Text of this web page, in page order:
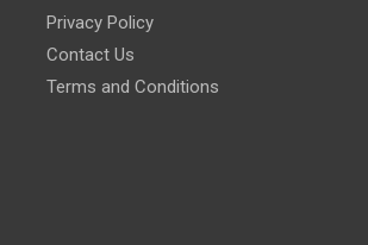
Privacy Policy
Contact Us
Terms and Conditions